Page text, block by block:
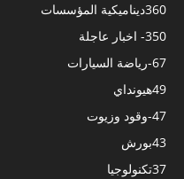
ديناميكية المؤسسات360
- اخبار عاجلة350
-رياضة السيارات67
هيونداي49
-وقود وزيوت47
بورش43
تكنولوجيا37